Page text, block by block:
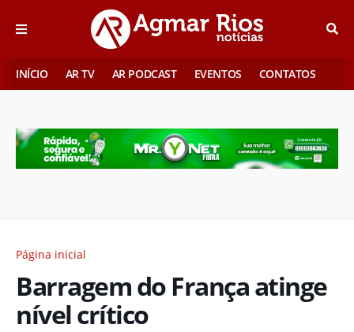
INÍCIO AR TV AR PODCAST EVENTOS CONTATOS
Página inicial
Barragem do França atinge
nível crítico